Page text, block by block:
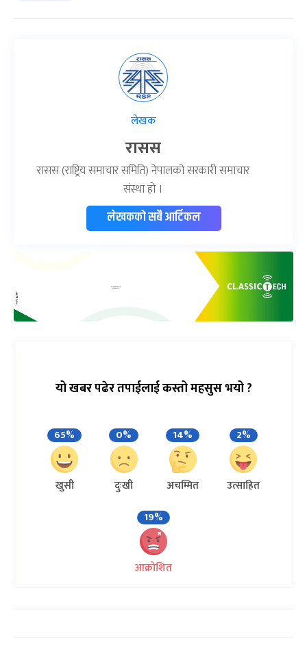
लेखक
रासस
रासस (राष्ट्रिय समाचार समिति) नेपालको सरकारी समाचार
संस्था हो ।
लेखकको सबै आर्टिकल
यो खबर पढेर तपाईलाई कस्तो महसुस भयो ?
65%
खुसी
0%
दुःखी
14%
अचम्मित
2%
उत्साहित
19%
आक्रोशित